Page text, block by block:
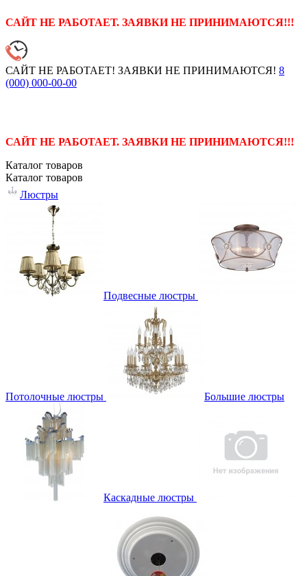
САЙТ НЕ РАБОТАЕТ. ЗАЯВКИ НЕ ПРИНИМАЮТСЯ!!!
САЙТ НЕ РАБОТАЕТ! ЗАЯВКИ НЕ ПРИНИМАЮТСЯ! 8
(000) 000-00-00
САЙТ НЕ РАБОТАЕТ. ЗАЯВКИ НЕ ПРИНИМАЮТСЯ!!!
Каталог товаров
Каталог товаров
Люстры
Подвесные люстры
Потолочные люстры Большие люстры
Каскадные люстры